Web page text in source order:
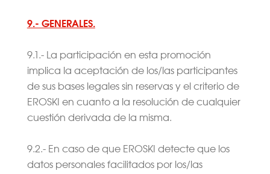
9.- GENERALES.
9.1.- La participación en esta promoción
implica la aceptación de los/las participantes
de sus bases legales sin reservas y el criterio de
EROSKI en cuanto a la resolución de cualquier
cuestión derivada de la misma.
9.2.- En caso de que EROSKI detecte que los
datos personales facilitados por los/las